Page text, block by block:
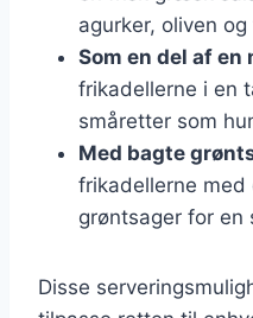
agurker, oliven
Som en del af
frikadellerne i en
småretter som
Med bagte
frikadellerne
grøntsager for en
Disse